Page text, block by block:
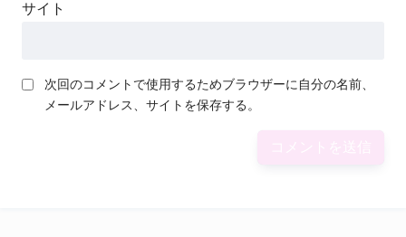
サイト
次回のコメントで使用するためブラウザーに自分の名前、
メールアドレス、サイトを保存する。